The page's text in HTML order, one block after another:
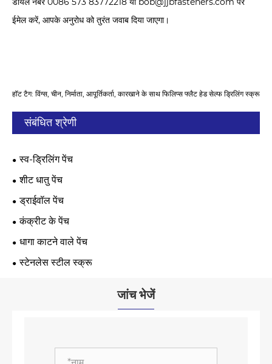
ईमेल करें, आपके अनुरोध को तुरंत जवाब दिया जाएगा।
हॉट टैग: विंग्स, चीन, निर्माता, आपूर्तिकर्ता, कारखाने के साथ फिलिप्स फ्लैट हेड सेल्फ ड्रिलिंग स्क्रू
संबंधित श्रेणी
स्व-ड्रिलिंग पेंच
शीट धातु पेंच
ड्राईवॉल पेंच
कंक्रीट के पेंच
धागा काटने वाले पेंच
स्टेनलेस स्टील स्क्रू
जांच भेजें